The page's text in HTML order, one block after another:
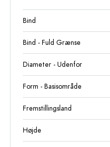
Bind
Bind - Fuld Grænse
Diameter - Udenfor
Form - Basisområde
Fremstillingsland
Højde